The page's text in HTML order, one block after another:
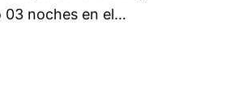
03 noches en el…